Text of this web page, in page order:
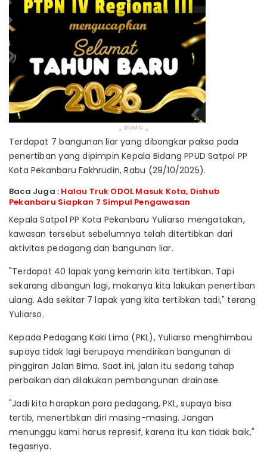
▴ BUMN ▴
Terdapat 7 bangunan liar yang dibongkar paksa pada
penertiban yang dipimpin Kepala Bidang PPUD Satpol PP
Kota Pekanbaru Fakhrudin, Rabu (29/10/2025).
Baca Juga : Halau Truk ODOL Masuk Kota, Dishub
Pekanbaru Siapkan 7 Simpul Pengawasan
Kepala Satpol PP Kota Pekanbaru Yuliarso mengatakan,
kawasan tersebut sebelumnya telah ditertibkan dari
aktivitas pedagang dan bangunan liar.
"Terdapat 40 lapak yang kemarin kita tertibkan. Tapi
sekarang dibangun lagi, makanya kita lakukan penertiban
ulang. Ada sekitar 7 lapak yang kita tertibkan tadi," terang
Yuliarso.
Kepada Pedagang Kaki Lima (PKL), Yuliarso menghimbau
supaya tidak lagi berupaya mendirikan bangunan di
pinggiran Jalan Bima. Saat ini, jalan itu sedang tahap
perbaikan dan dilakukan pembangunan drainase.
"Jadi kita harapkan para pedagang, PKL, supaya bisa
tertib, menertibkan diri masing-masing. Jangan
menunggu kami harus represif, karena itu kan tidak baik,"
tegasnya.